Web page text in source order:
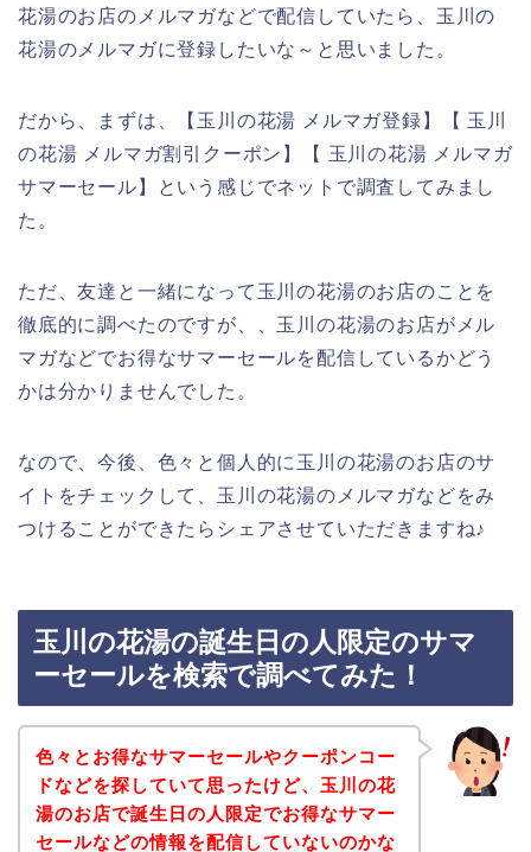
花湯のお店のメルマガなどで配信していたら、玉川の
花湯のメルマガに登録したいな～と思いました。
だから、まずは、【玉川の花湯 メルマガ登録】【 玉川
の花湯 メルマガ割引クーポン】【 玉川の花湯 メルマガ
サマーセール】という感じでネットで調査してみまし
た。
ただ、友達と一緒になって玉川の花湯のお店のことを
徹底的に調べたのですが、、玉川の花湯のお店がメル
マガなどでお得なサマーセールを配信しているかどう
かは分かりませんでした。
なので、今後、色々と個人的に玉川の花湯のお店のサ
イトをチェックして、玉川の花湯のメルマガなどをみ
つけることができたらシェアさせていただきますね♪
玉川の花湯の誕生日の人限定のサマ
ーセールを検索で調べてみた！
色々とお得なサマーセールやクーポンコー
ドなどを探していて思ったけど、玉川の花
湯のお店で誕生日の人限定でお得なサマー
セールなどの情報を配信していないのかな